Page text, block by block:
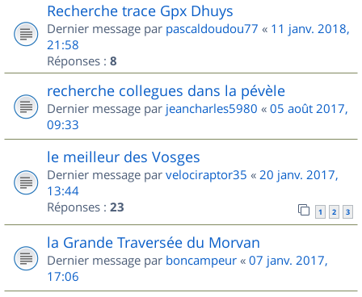
Recherche trace Gpx Dhuys
Dernier message par pascaldoudou77 « 11 janv. 2018,
21:58
Réponses : 8
recherche collegues dans la pévèle
Dernier message par jeancharles5980 « 05 août 2017,
09:33
le meilleur des Vosges
Dernier message par velociraptor35 « 20 janv. 2017,
13:44
Réponses : 23 1 2 3
la Grande Traversée du Morvan
Dernier message par boncampeur « 07 janv. 2017,
17:06